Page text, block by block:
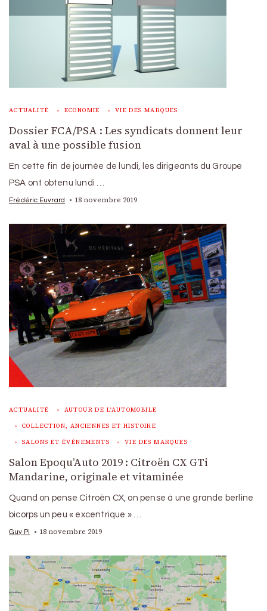
ACTUALITÉ ECONOMIE VIE DES MARQUES
Dossier FCA/PSA : Les syndicats donnent leur
aval à une possible fusion
En cette fin de journée de lundi, les dirigeants du Groupe
PSA ont obtenu lundi …
Frédéric Euvrard 18 novembre 2019
ACTUALITÉ AUTOUR DE L'AUTOMOBILE
COLLECTION, ANCIENNES ET HISTOIRE
SALONS ET ÉVÉNEMENTS VIE DES MARQUES
Salon Epoqu’Auto 2019 : Citroën CX GTi
Mandarine, originale et vitaminée
Quand on pense Citroën CX, on pense à une grande berline
bicorps un peu « excentrique » …
Guy Pi 18 novembre 2019